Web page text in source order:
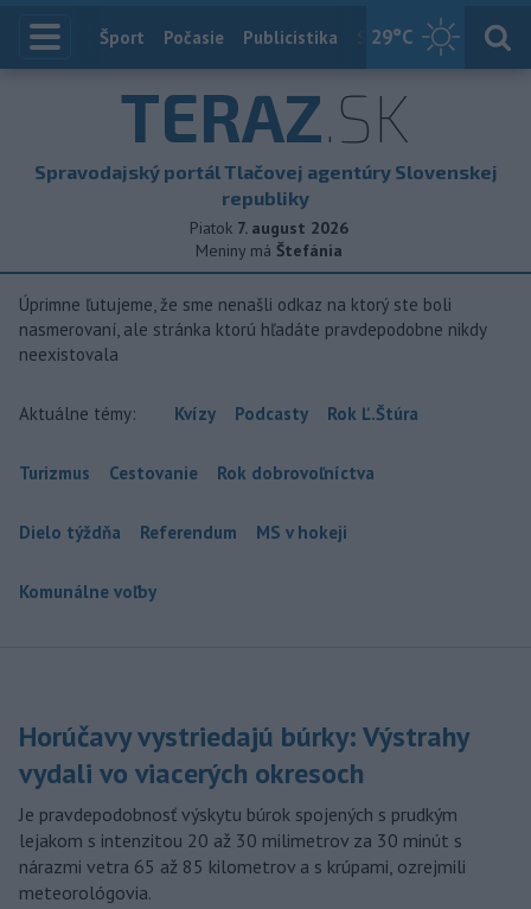
29°C
Index
Šport Počasie Publicistika Slovensko
TERAZ.SK
Spravodajský portál Tlačovej agentúry Slovenskej
republiky
Piatok 7. august 2026
Meniny má Štefánia
Úprimne ľutujeme, že sme nenašli odkaz na ktorý ste boli
nasmerovaní, ale stránka ktorú hľadáte pravdepodobne nikdy
neexistovala
Aktuálne témy: Kvízy Podcasty Rok Ľ.Štúra
Turizmus Cestovanie Rok dobrovoľníctva
Dielo týždňa Referendum MS v hokeji
Komunálne voľby
Horúčavy vystriedajú búrky: Výstrahy
vydali vo viacerých okresoch
Je pravdepodobnosť výskytu búrok spojených s prudkým
lejakom s intenzitou 20 až 30 milimetrov za 30 minút s
nárazmi vetra 65 až 85 kilometrov a s krúpami, ozrejmili
meteorológovia.